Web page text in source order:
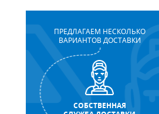
ПРЕДЛАГАЕМ НЕСКОЛЬКО
ВАРИАНТОВ ДОСТАВКИ
СОБСТВЕННАЯ